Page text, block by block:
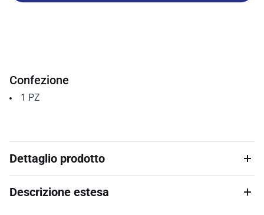
Confezione
1 PZ
Dettaglio prodotto
Descrizione estesa